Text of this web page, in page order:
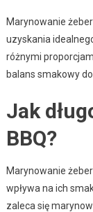
Marynowanie
uzyskania
różnymi
balans smakowy
Jak
BBQ?
Marynowanie
wpływa na ich
zaleca się